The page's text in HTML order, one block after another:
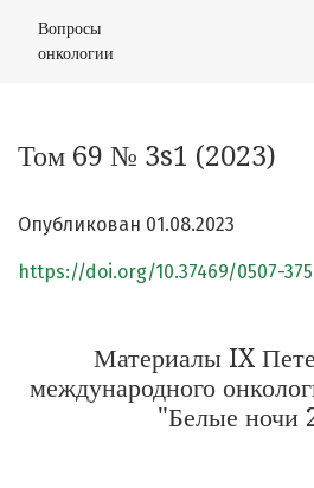
Том 69 № 3s1 (2023):
Вопросы
онкологии
Том 69 № 3s1 (2023)
Опубликован 01.08.2023
https://doi.org/10.37469/0507-
Материалы IX
международного
"Белые ночи